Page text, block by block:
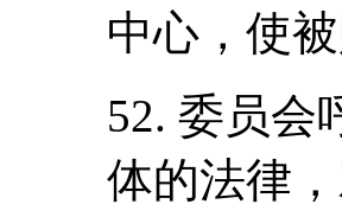
中心，使
52. 委员会
体的法律